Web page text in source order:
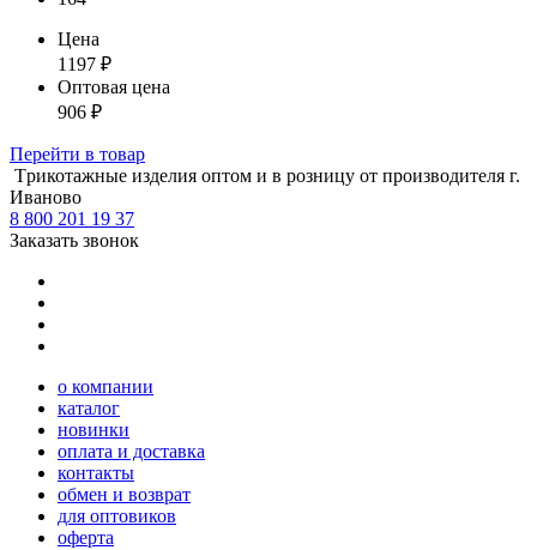
Цена
1197 ₽
Оптовая цена
906 ₽
Перейти в товар
Tрикотажные изделия оптом и в розницу от производителя г.
Иваново
8 800 201 19 37
Заказать звонок
о компании
каталог
новинки
оплата и доставка
контакты
обмен и возврат
для оптовиков
оферта